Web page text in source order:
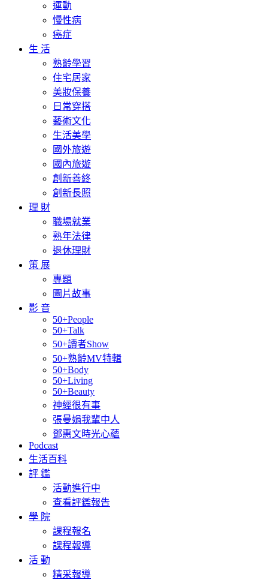
運動
慢性病
癌症
生 活
熟齡學習
住宅居家
美妝保養
日常穿搭
藝術文化
生活美學
國外旅遊
國內旅遊
創新善終
創新長照
理 財
職場就業
熟年法律
退休理財
策 展
專題
圖片故事
影 音
50+People
50+Talk
50+讀者Show
50+熟齡MV特輯
50+Body
50+Living
50+Beauty
神經很有事
張曼娟我輩中人
鄧惠文時光心蘊
Podcast
生活百科
評 鑑
活動進行中
查看評鑑報告
學 院
課程報名
課程報導
活 動
精采報導